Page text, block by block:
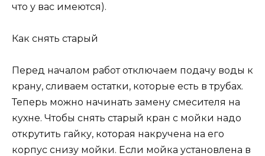
что у вас имеются).
Как снять старый
Перед началом работ отключаем подачу воды к
крану, сливаем остатки, которые есть в трубах.
Теперь можно начинать замену смесителя на
кухне. Чтобы снять старый кран с мойки надо
открутить гайку, которая накручена на его
корпус снизу мойки. Если мойка установлена в